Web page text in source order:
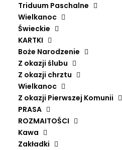
Triduum Paschalne
Wielkanoc
Świeckie
KARTKI
Boże Narodzenie
Z okazji ślubu
Z okazji chrztu
Wielkanoc
Z okazji Pierwszej Komunii
PRASA
ROZMAITOŚCI
Kawa
Zakładki
„To dzieło sztuki, bo ja